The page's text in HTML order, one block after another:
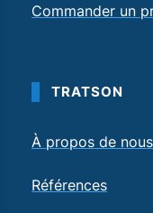
Commander un
TRATSON
À propos de nous
Références